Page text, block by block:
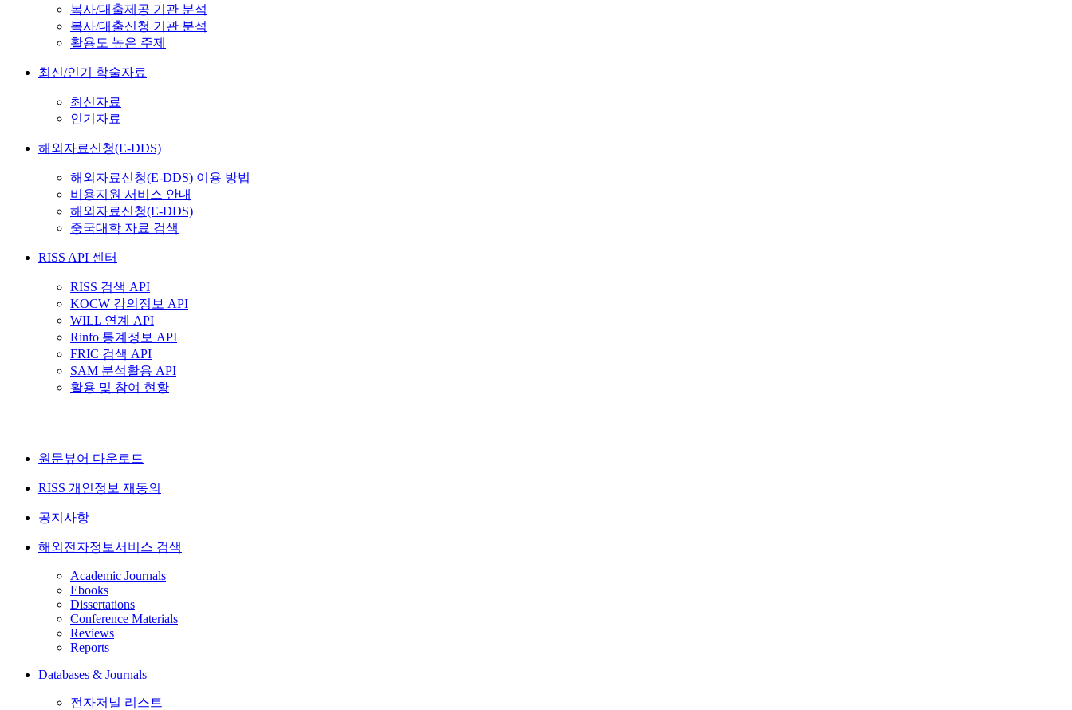
복사/대출제공 기관 분석
복사/대출신청 기관 분석
활용도 높은 주제
최신/인기 학술자료
최신자료
인기자료
해외자료신청(E-DDS)
해외자료신청(E-DDS) 이용 방법
비용지원 서비스 안내
해외자료신청(E-DDS)
중국대학 자료 검색
RISS API 센터
RISS 검색 API
KOCW 강의정보 API
WILL 연계 API
Rinfo 통계정보 API
FRIC 검색 API
SAM 분석활용 API
활용 및 참여 현황
원문뷰어 다운로드
RISS 개인정보 재동의
공지사항
해외전자정보서비스 검색
Academic Journals
Ebooks
Dissertations
Conference Materials
Reviews
Reports
Databases & Journals
전자저널 리스트